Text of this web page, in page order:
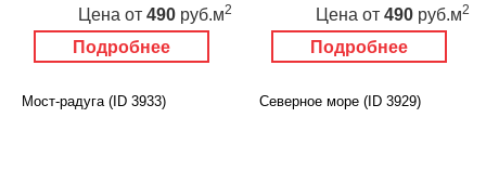
Подробнее
Цена от 490 руб.м2
Подробнее
Цена от 490 руб.м2
Мост-радуга (ID 3933) Северное море (ID 3929)